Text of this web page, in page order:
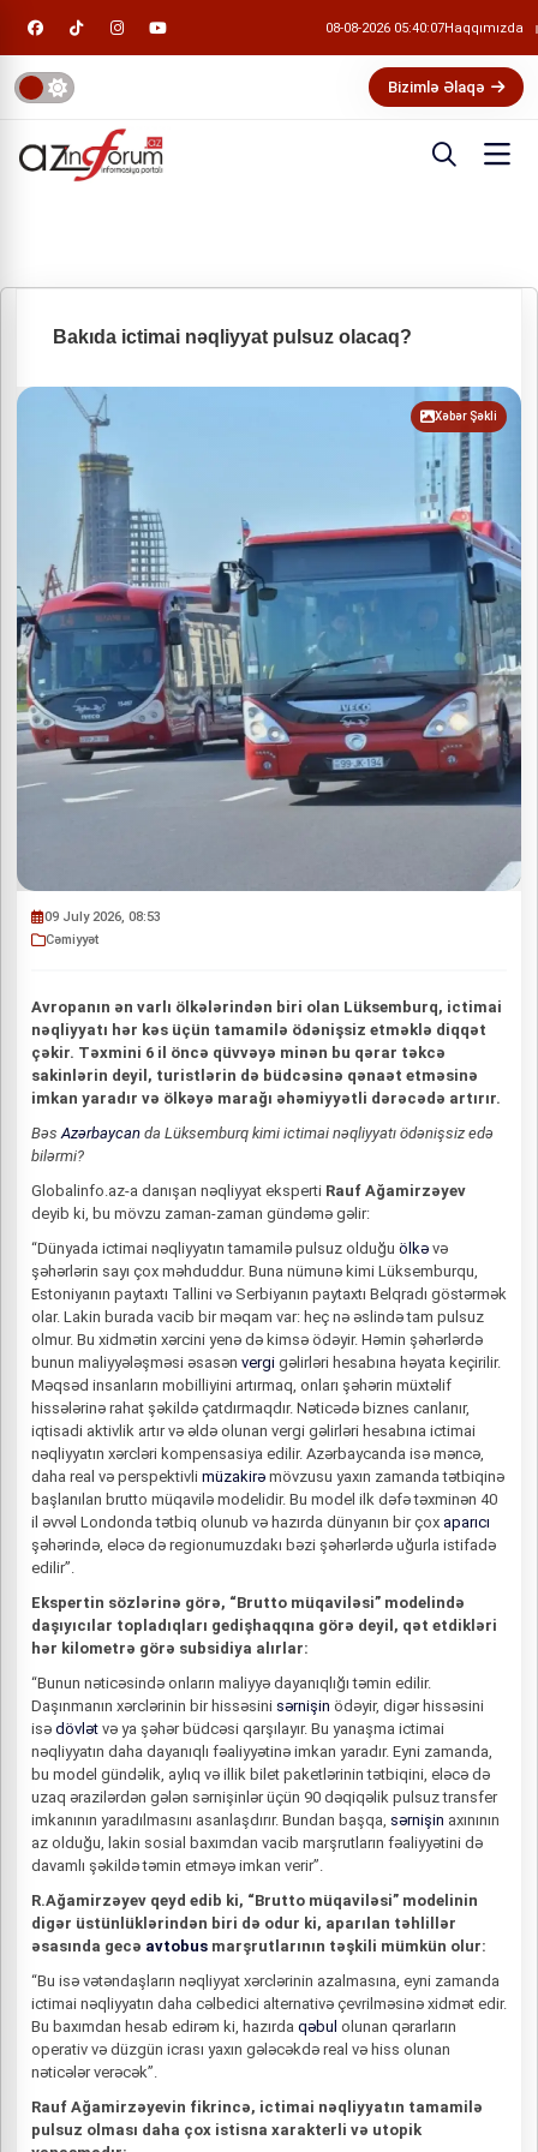
08-08-2026 05:40:08Haqqımızda
Bizimlə Əlaqə
Bakıda ictimai nəqliyyat pulsuz olacaq?
Xəbər Şəkli
09 July 2026, 08:53
Cəmiyyət
Avropanın ən varlı ölkələrindən biri olan Lüksemburq, ictimai
nəqliyyatı hər kəs üçün tamamilə ödənişsiz etməklə diqqət
çəkir. Təxmini 6 il öncə qüvvəyə minən bu qərar təkcə
sakinlərin deyil, turistlərin də büdcəsinə qənaət etməsinə
imkan yaradır və ölkəyə marağı əhəmiyyətli dərəcədə artırır.
BəsAzərbaycan da Lüksemburq kimi ictimai nəqliyyatı ödənişsiz edə
bilərmi?
Globalinfo.az-a danışan nəqliyyat eksperti Rauf Ağamirzəyev
deyib ki, bu mövzu zaman-zaman gündəmə gəlir:
“Dünyada ictimai nəqliyyatın tamamilə pulsuz olduğu ölkə və
şəhərlərin sayı çox məhduddur. Buna nümunə kimi Lüksemburqu,
Estoniyanın paytaxtı Tallini və Serbiyanın paytaxtı Belqradı göstərmək
olar. Lakin burada vacib bir məqam var: heç nə əslində tam pulsuz
olmur. Bu xidmətin xərcini yenə də kimsə ödəyir. Həmin şəhərlərdə
bunun maliyyələşməsi əsasən vergi gəlirləri hesabına həyata keçirilir.
Məqsəd insanların mobilliyini artırmaq, onları şəhərin müxtəlif
hissələrinə rahat şəkildə çatdırmaqdır. Nəticədə biznes canlanır,
iqtisadi aktivlik artır və əldə olunan vergi gəlirləri hesabına ictimai
nəqliyyatın xərcləri kompensasiya edilir. Azərbaycanda isə məncə,
daha real və perspektivli müzakirə mövzusu yaxın zamanda tətbiqinə
başlanılan brutto müqavilə modelidir. Bu model ilk dəfə təxminən 40
il əvvəl Londonda tətbiq olunub və hazırda dünyanın bir çox aparıcı
şəhərində, eləcə də regionumuzdakı bəzi şəhərlərdə uğurla istifadə
edilir”.
Ekspertin sözlərinə görə, “Brutto müqaviləsi” modelində
daşıyıcılar topladıqları gedişhaqqına görə deyil, qət etdikləri
hər kilometrə görə subsidiya alırlar:
“Bunun nəticəsində onların maliyyə dayanıqlığı təmin edilir.
Daşınmanın xərclərinin bir hissəsini sərnişin ödəyir, digər hissəsini
isə dövlət və ya şəhər büdcəsi qarşılayır. Bu yanaşma ictimai
nəqliyyatın daha dayanıqlı fəaliyyətinə imkan yaradır. Eyni zamanda,
bu model gündəlik, aylıq və illik bilet paketlərinin tətbiqini, eləcə də
uzaq ərazilərdən gələn sərnişinlər üçün 90 dəqiqəlik pulsuz transfer
imkanının yaradılmasını asanlaşdırır. Bundan başqa, sərnişin axınının
az olduğu, lakin sosial baxımdan vacib marşrutların fəaliyyətini də
davamlı şəkildə təmin etməyə imkan verir”.
R.Ağamirzəyev qeyd edib ki, “Brutto müqaviləsi” modelinin
digər üstünlüklərindən biri də odur ki, aparılan təhlillər
əsasında gecə avtobus marşrutlarının təşkili mümkün olur:
“Bu isə vətəndaşların nəqliyyat xərclərinin azalmasına, eyni zamanda
ictimai nəqliyyatın daha cəlbedici alternativə çevrilməsinə xidmət edir.
Bu baxımdan hesab edirəm ki, hazırda qəbul olunan qərarların
operativ və düzgün icrası yaxın gələcəkdə real və hiss olunan
nəticələr verəcək”.
Rauf Ağamirzəyevin fikrincə, ictimai nəqliyyatın tamamilə
pulsuz olması daha çox istisna xarakterli və utopik